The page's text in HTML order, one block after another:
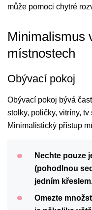
může pomoci chytré
Minimalismus
místnostech
Obývací pokoj
Obývací pokoj bývá
stolky, poličky, vitríny,
Minimalistický přístup
Nechte pouze
(pohodlnou
jedním
Omezte